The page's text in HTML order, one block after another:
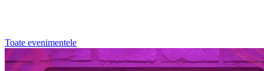
Toate evenimentele